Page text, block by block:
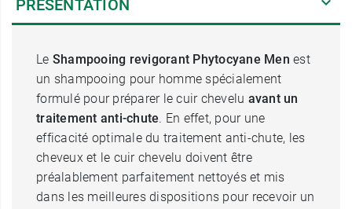
PRÉSENTATION
Le Shampooing revigorant Phytocyane Men est
un shampooing pour homme spécialement
formulé pour préparer le cuir chevelu avant un
traitement anti-chute. En effet, pour une
efficacité optimale du traitement anti-chute, les
cheveux et le cuir chevelu doivent être
préalablement parfaitement nettoyés et mis
dans les meilleures dispositions pour recevoir un